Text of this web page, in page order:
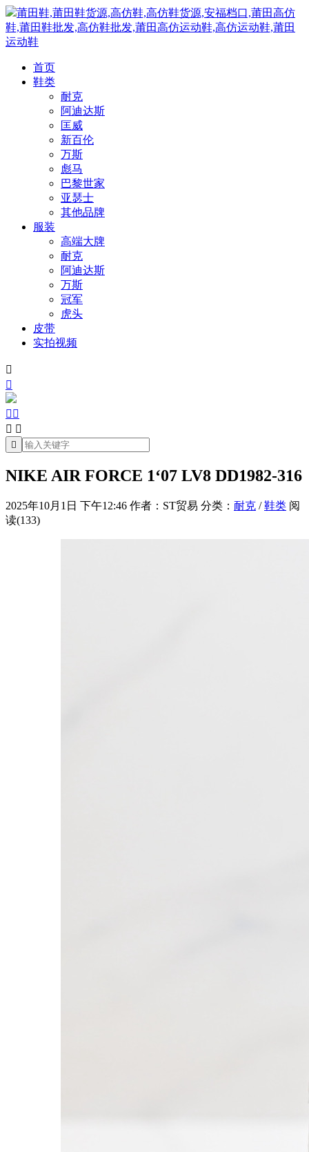
莆田鞋,莆田鞋货源,高仿鞋,高仿鞋货源,安福档口,莆田高仿
鞋,莆田鞋批发,高仿鞋批发,莆田高仿运动鞋,高仿运动鞋,莆田
运动鞋
首页
鞋类
耐克
阿迪达斯
匡威
新百伦
万斯
彪马
巴黎世家
亚瑟士
其他品牌
服装
高端大牌
耐克
阿迪达斯
万斯
冠军
虎头
皮带
实拍视频


 
 

NIKE AIR FORCE 1‘07 LV8 DD1982-316
2025年10月1日 下午12:46 作者：ST贸易 分类： 耐克 /鞋类 阅
读(133)